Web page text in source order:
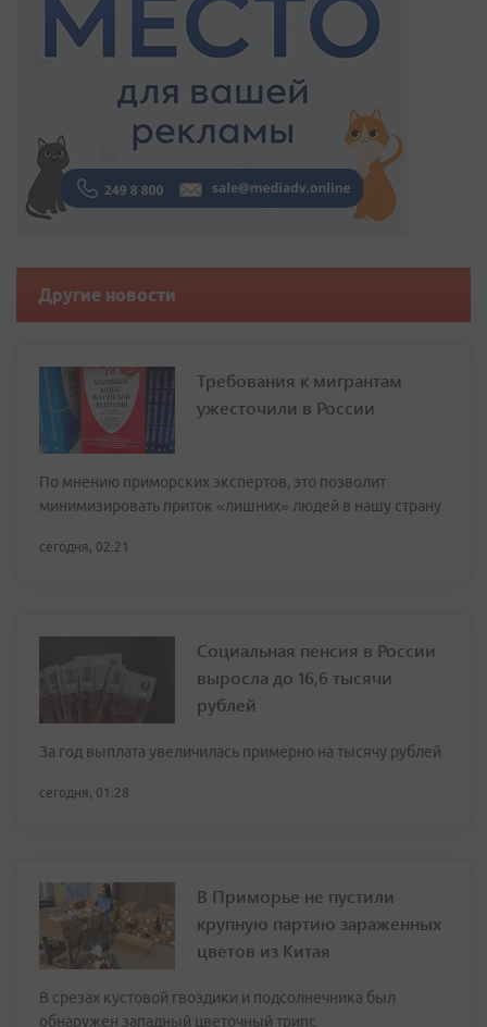
Другие новости
Требования к мигрантам
ужесточили в России
По мнению приморских экспертов, это позволит
минимизировать приток «лишних» людей в нашу страну
сегодня, 02:21
Социальная пенсия в России
выросла до 16,6 тысячи
рублей
За год выплата увеличилась примерно на тысячу рублей
сегодня, 01:28
В Приморье не пустили
крупную партию зараженных
цветов из Китая
В срезах кустовой гвоздики и подсолнечника был
обнаружен западный цветочный трипс